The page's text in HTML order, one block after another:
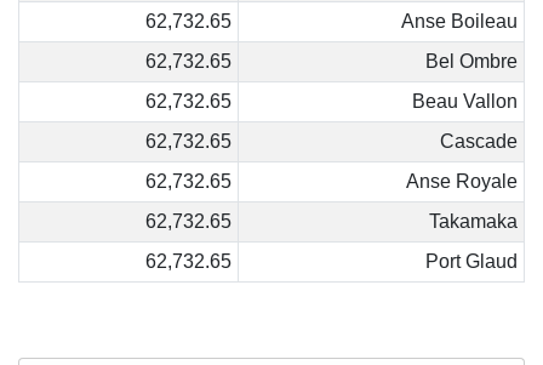
Anse Boileau
62,732.65
Bel Ombre
62,732.65
Beau Vallon
62,732.65
Cascade
62,732.65
Anse Royale
62,732.65
Takamaka
62,732.65
Port Glaud
62,732.65